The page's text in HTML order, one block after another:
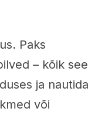
Paks
– kõik see
ja nautida
või